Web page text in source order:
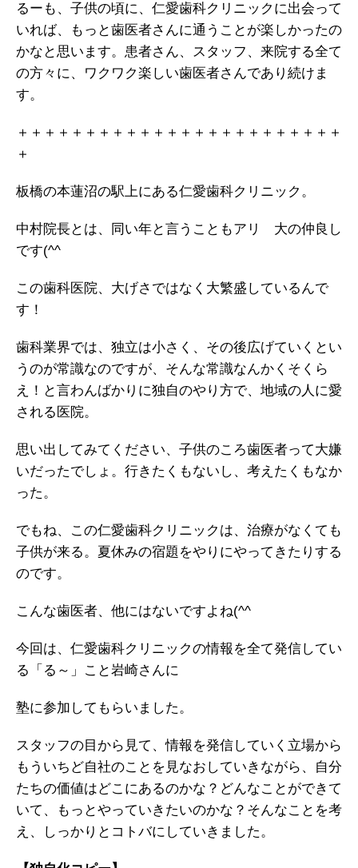
るーも、子供の頃に、仁愛歯科クリニックに出会って
いれば、もっと歯医者さんに通うことが楽しかったの
かなと思います。 患者さん、スタッフ、来院する全て
の方々に、ワクワク楽しい歯医者さんであり続けま
す。
＋＋＋＋＋＋＋＋＋＋＋＋＋＋＋＋＋＋＋＋＋＋＋＋
＋
板橋の本蓮沼の駅上にある仁愛歯科クリニック。
中村院長とは、同い年と言うこともアリ 大の仲良し
です(^^
この歯科医院、大げさではなく大繁盛しているんで
す！
歯科業界では、独立は小さく、その後広げていくとい
うのが常識なのですが、 そんな常識なんかくそくら
え！と言わんばかりに独自のやり方で、 地域の人に愛
される医院。
思い出してみてください、子供のころ歯医者って大嫌
いだったでしょ。 行きたくもないし、考えたくもなか
った。
でもね、この仁愛歯科クリニックは、治療がなくても
子供が来る。 夏休みの宿題をやりにやってきたりする
のです。
こんな歯医者、他にはないですよね(^^
今回は、仁愛歯科クリニックの情報を全て発信してい
る「る～」こと岩崎さんに
塾に参加してもらいました。
スタッフの目から見て、情報を発信していく立場から
もういちど自社のことを見なおしていきながら、
自分
たちの価値はどこにあるのかな？ どんなことができて
いて、もっとやっていきたいのかな？ そんなことを考
え、しっかりとコトバにしていきました。